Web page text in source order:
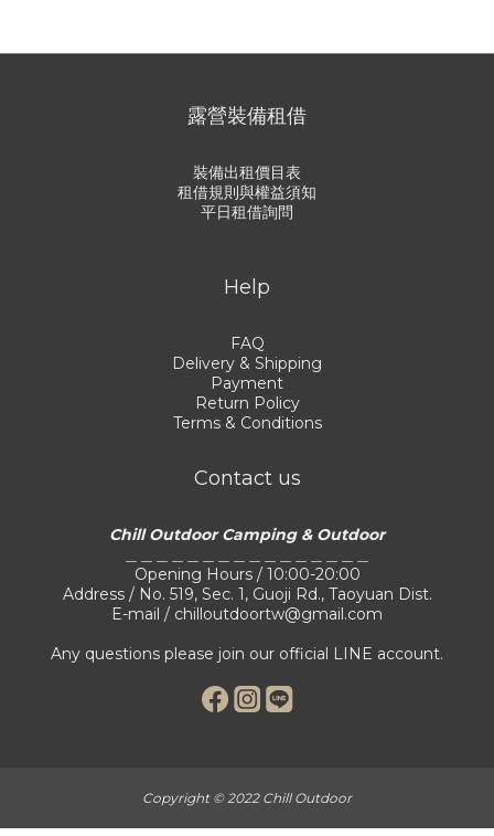
露營裝備租借
裝備出租價目表
租借規則與權益須知
平日租借詢問
Help
FAQ
Delivery & Shipping
Payment
Return Policy
Terms & Conditions
Contact us
Chill Outdoor Camping & Outdoor
Opening Hours / 10:00-20:00
Address / No. 519, Sec. 1, Guoji Rd., Taoyuan Dist.
E-mail / chilloutdoortw@gmail.com
Any questions please join our official LINE account.
Copyright © 2022 Chill Outdoor